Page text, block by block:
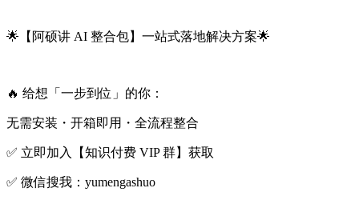
🌟【阿硕讲 AI 整合包】一站式落地解决方案🌟
🔥 给想「一步到位」的你：
无需安装・开箱即用・全流程整合
✅ 立即加入【知识付费 VIP 群】获取
✅ 微信搜我：yumengashuo